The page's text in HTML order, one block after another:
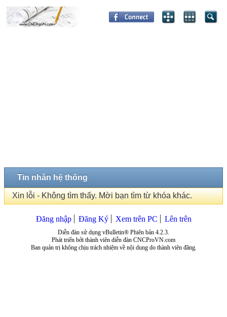
Tin nhắn hệ thống
Xin lỗi - Không tìm thấy. Mời bạn tìm từ khóa khác.
Đăng nhập Đăng Ký Xem trên PC Lên trên
Diễn đàn sử dụng vBulletin® Phiên bản 4.2.3.
Phát triển bởi thành viên diễn đàn CNCProVN.com
Ban quản trị không chịu trách nhiệm về nội dung do thành viên đăng.